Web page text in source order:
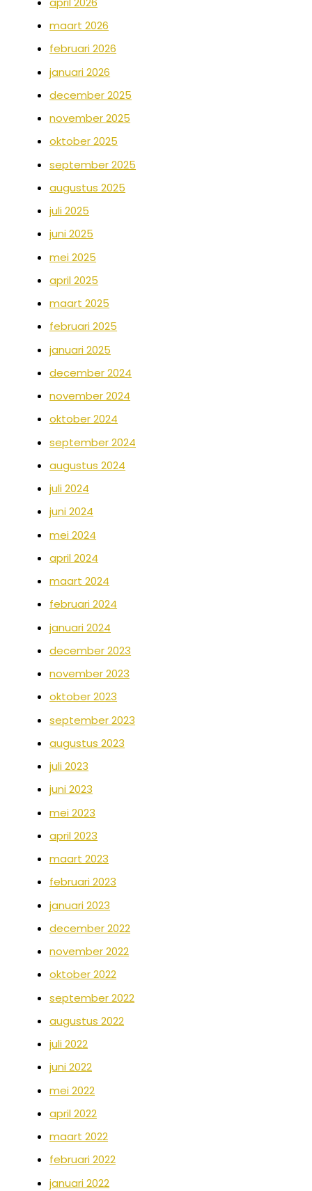
maart 2026
februari 2026
januari 2026
december 2025
november 2025
oktober 2025
september 2025
augustus 2025
juli 2025
juni 2025
mei 2025
april 2025
maart 2025
februari 2025
januari 2025
december 2024
november 2024
oktober 2024
september 2024
augustus 2024
juli 2024
juni 2024
mei 2024
april 2024
maart 2024
februari 2024
januari 2024
december 2023
november 2023
oktober 2023
september 2023
augustus 2023
juli 2023
juni 2023
mei 2023
april 2023
maart 2023
februari 2023
januari 2023
december 2022
november 2022
oktober 2022
september 2022
augustus 2022
juli 2022
juni 2022
mei 2022
april 2022
maart 2022
februari 2022
januari 2022